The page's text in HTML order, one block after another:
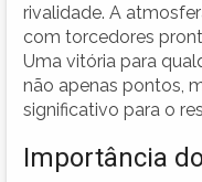
rivalidade. A
com torcedores
Uma vitória para
não apenas pontos,
significativo para o
Importância